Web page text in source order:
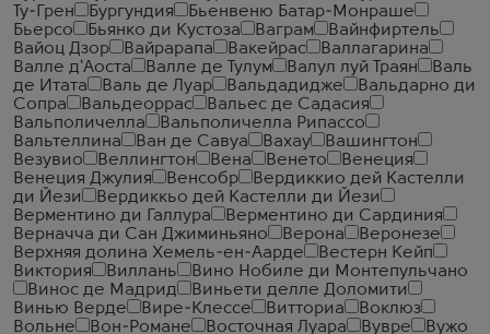
Ту-Грен
Бургундия
Бьенвеню Батар-Монраше
Бьерсо
Бьянко ди Кустоза Ваграм
Вайнфиртель
Вайоц Дзор
Вайрарапа Вакейрас
Валлагарина
Валле д'Аоста
Валле де Тулум Валул луй Траян
Валь
де Итата
Валь де Луар Вальдадидже
Вальдарно ди
Сопра
Вальдеоррас
Вальес де Садасия
Вальполичелла
Вальполичелла Рипассо
Вальтеллина
Ван де Савуа Вахау
Вашингтон
Везувио
Веллингтон Вена Венето
Венеция
Венеция Джулия
Венсобр
Вердиккио дей Кастелли
ди Йези
Вердиккьо дей Кастелли ди Йези
Верментино ди Галлура
Верментино ди Сардиния
Верначча ди Сан Джиминьяно
Верона
Веронезе
Верхняя долина Хемель-ен-Аарде
Вестерн Кейп
Виктория
Виллань
Вино Нобиле ди Монтепульчано
Винос де Мадрид
Виньети делле Доломити
Винью Верде
Вире-Клессе Витториа
Воклюз
Вольне
Вон-Романе Восточная Луара Вувре
Вужо